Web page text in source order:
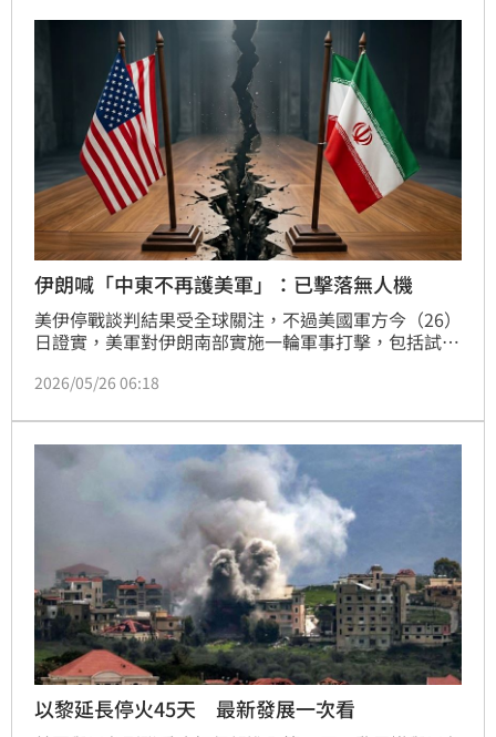
伊朗喊「中東不再護美軍」：已擊落無人機
美伊停戰談判結果受全球關注，不過美國軍方今（26）
日證實，美軍對伊朗南部實施一輪軍事打擊，包括試圖
據了解，美軍此次行動地點位於阿巴斯港附近，期間共
毀。對此，伊朗革命衛隊警告，美方若違反停火協議，
伊朗將保留「對等反擊」權利。
2026/05/26 06:18
以黎延長停火45天 最新發展一次看